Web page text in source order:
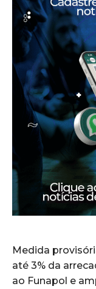
Medida
até 3% da
ao Funapol e